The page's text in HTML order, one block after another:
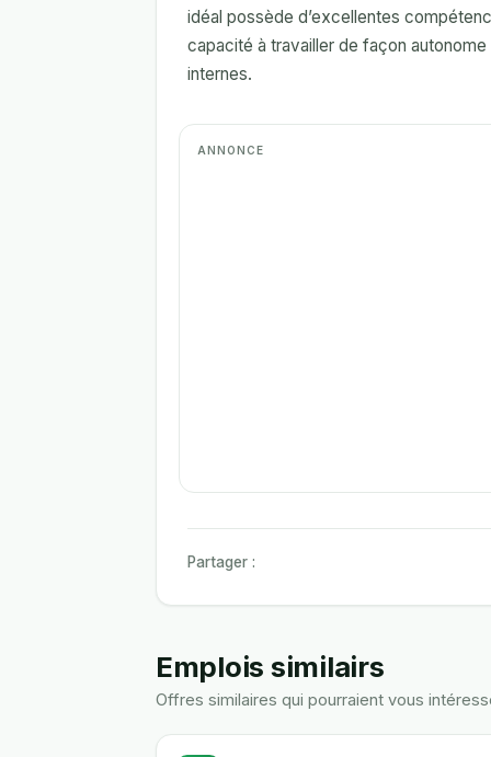
idéal possède d’excellentes
capacité à travailler de façon
internes.
Partager :
Emplois similairs
Offres similaires qui pourraient vous